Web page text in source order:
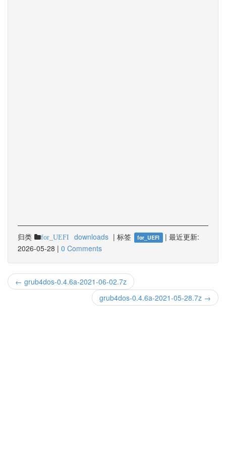
归类 for_UEFI downloads | 标签 for_UEFI | 最近更新:
2026-05-28 | 0 Comments
← grub4dos-0.4.6a-2021-06-02.7z
grub4dos-0.4.6a-2021-05-28.7z →